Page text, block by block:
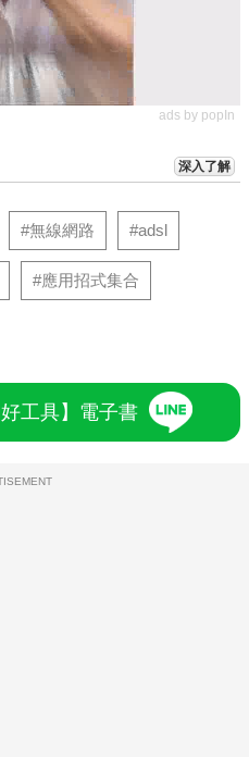
ads by popIn
深入了解
#無線網路 #adsl
#應用招式集合
工具】電子書